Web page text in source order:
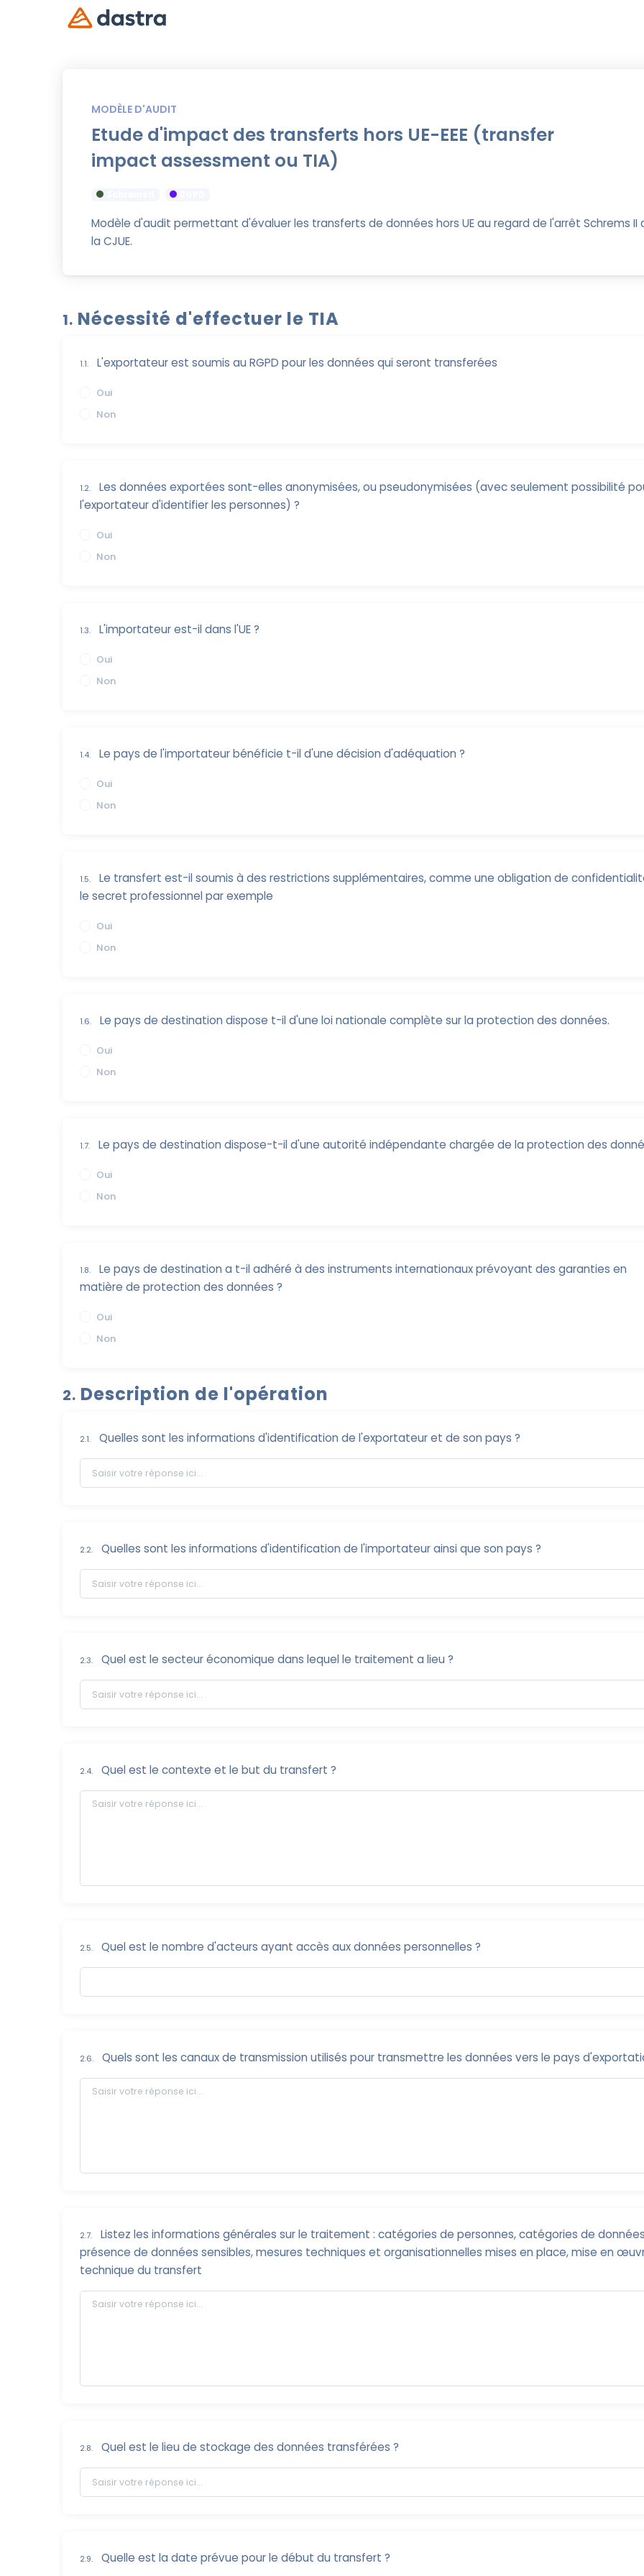
MODÈLE D'AUDIT
Etude d'impact des transferts hors UE-EEE (transfer
impact assessment ou TIA)
Modèle d'audit permettant d'évaluer les transferts de données hors UE au regard de l'arrêt Schrems II
la CJUE.
1. Nécessité d'effectuer le TIA
1.1. L'exportateur est soumis au RGPD pour les données qui seront transferées
Oui
Non
1.2.
Les données exportées sont-elles anonymisées, ou pseudonymisées (avec seulement possibilité
l'exportateur d'identifier les personnes) ?
Oui
Non
1.3. L'importateur est-il dans l'UE ?
Oui
Non
1.4. Le pays de l'importateur bénéficie t-il d'une décision d'adéquation ?
Oui
Non
1.5.
Le transfert est-il soumis à des restrictions supplémentaires, comme une obligation de
le secret professionnel par exemple
Oui
Non
1.6. Le pays de destination dispose t-il d'une loi nationale complète sur la protection des données.
Oui
Non
1.7. Le pays de destination dispose-t-il d'une autorité indépendante chargée de la protection des
Oui
Non
1.8.
Le pays de destination a t-il adhéré à des instruments internationaux prévoyant des garanties en
matière de protection des données ?
Oui
Non
2. Description de l'opération
2.1. Quelles sont les informations d'identification de l'exportateur et de son pays ?
2.2. Quelles sont les informations d'identification de l'importateur ainsi que son pays ?
2.3. Quel est le secteur économique dans lequel le traitement a lieu ?
2.4. Quel est le contexte et le but du transfert ?
2.5. Quel est le nombre d'acteurs ayant accès aux données personnelles ?
2.6. Quels sont les canaux de transmission utilisés pour transmettre les données vers le pays
2.7.
Listez les informations générales sur le traitement : catégories de personnes, catégories de
présence de données sensibles, mesures techniques et organisationnelles mises en place, mise en
technique du transfert
2.8. Quel est le lieu de stockage des données transférées ?
2.9. Quelle est la date prévue pour le début du transfert ?